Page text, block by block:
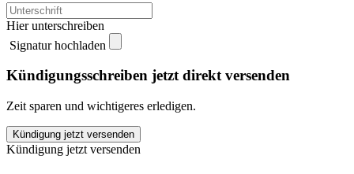
Hier unterschreiben
Signatur hochladen
Kündigungsschreiben jetzt direkt versenden
Zeit sparen und wichtigeres erledigen.
Gewinnen
Sie
kündigen
Kündigung jetzt versenden
Kündigung jetzt versenden